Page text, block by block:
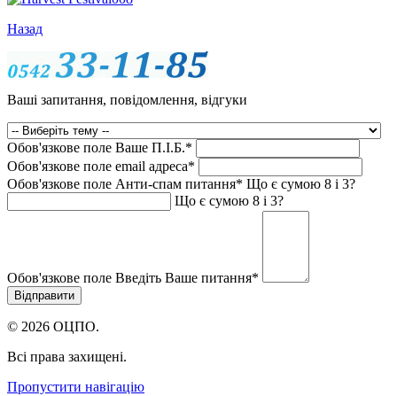
Назад
Ваші запитання, повідомлення, відгуки
Обов'язкове поле Ваше П.I.Б.*
Обов'язкове поле email адреса*
Обов'язкове поле Анти-спам питання* Що є сумою 8 і 3?
Що є сумою 8 і 3?
Обов'язкове поле Введіть Ваше питання*
© 2026 ОЦПО.
Всі права захищені.
Пропустити навігацію